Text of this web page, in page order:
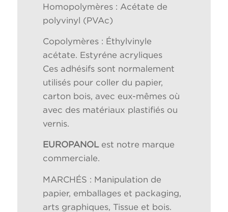
Homopolymères : Acétate de
polyvinyl (PVAc)
Copolymères : Éthylvinyle
acétate. Estyréne acryliques
Ces adhésifs sont normalement
utilisés pour coller du papier,
carton bois, avec eux-mêmes où
avec des matériaux plastifiés ou
vernis.
EUROPANOLest notre marque
commerciale.
MARCHÉS : Manipulation de
papier, emballages et packaging,
arts graphiques, Tissue et bois.